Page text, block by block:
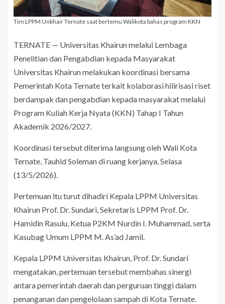
Tim LPPM Unkhair Ternate saat bertemu Walikota bahas program KKN
TERNATE — Universitas Khairun melalui Lembaga
Penelitian dan Pengabdian kepada Masyarakat
Universitas Khairun melakukan koordinasi bersama
Pemerintah Kota Ternate terkait kolaborasi hilirisasi riset
berdampak dan pengabdian kepada masyarakat melalui
Program Kuliah Kerja Nyata (KKN) Tahap I Tahun
Akademik 2026/2027.
Koordinasi tersebut diterima langsung oleh Wali Kota
Ternate, Tauhid Soleman di ruang kerjanya, Selasa
(13/5/2026).
Pertemuan itu turut dihadiri Kepala LPPM Universitas
Khairun Prof. Dr. Sundari, Sekretaris LPPM Prof. Dr.
Hamidin Rasulu, Ketua P2KM Nurdin I. Muhammad, serta
Kasubag Umum LPPM M. As’ad Jamil.
Kepala LPPM Universitas Khairun, Prof. Dr. Sundari
mengatakan, pertemuan tersebut membahas sinergi
antara pemerintah daerah dan perguruan tinggi dalam
penanganan dan pengelolaan sampah di Kota Ternate.